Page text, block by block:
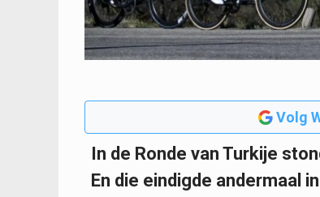
Volg
In de Ronde van Turkije
En die eindigde andermaal